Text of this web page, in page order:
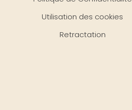
Utilisation des cookies
Retractation